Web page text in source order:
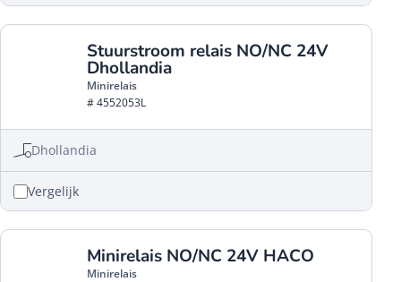
Stuurstroom relais NO/NC 24V
Dhollandia
Minirelais
# 4552053L
Dhollandia
Vergelijk
Minirelais NO/NC 24V HACO
Minirelais